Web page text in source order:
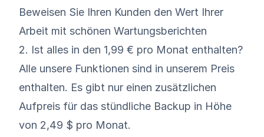
Beweisen Sie Ihren Kunden den Wert Ihrer
Arbeit mit schönen Wartungsberichten
2. Ist alles in den 1,99 € pro Monat enthalten?
Alle unsere Funktionen sind in unserem Preis
enthalten. Es gibt nur einen zusätzlichen
Aufpreis für das stündliche Backup in Höhe
von 2,49 $ pro Monat.